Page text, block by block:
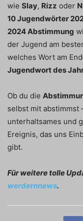
wie Slay, Rizz oder
10 Jugendwörter
2024 Abstimmung
der Jugend am
welches Wort am
Jugendwort des
Ob du die
selbst mit abstimmst
unterhaltsames und
Ereignis, das uns
gibt.
Für weitere tolle
werdernnews.